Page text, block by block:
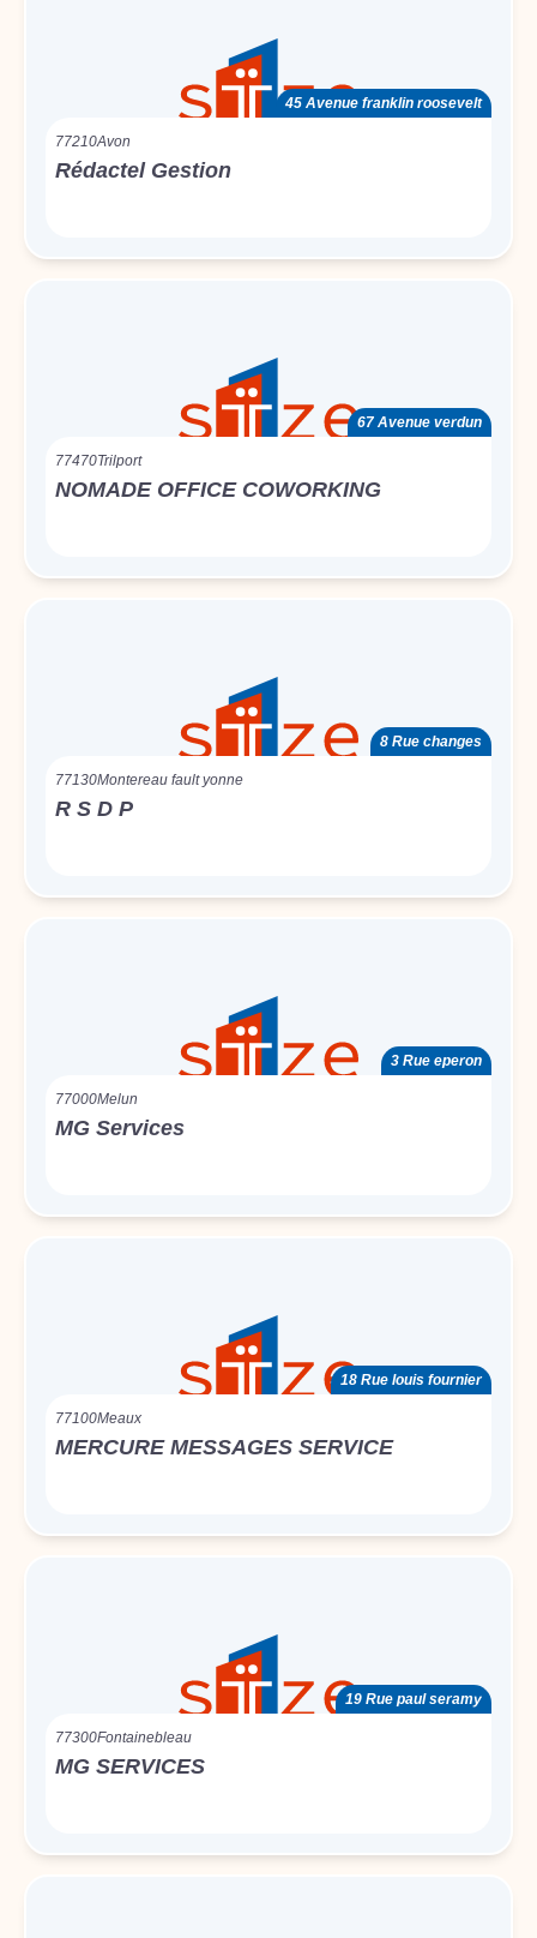
45 Avenue franklin roosevelt
77210Avon
Rédactel Gestion
67 Avenue verdun
77470Trilport
NOMADE OFFICE COWORKING
8 Rue changes
77130Montereau fault yonne
R S D P
3 Rue eperon
77000Melun
MG Services
18 Rue louis fournier
77100Meaux
MERCURE MESSAGES SERVICE
19 Rue paul seramy
77300Fontainebleau
MG SERVICES